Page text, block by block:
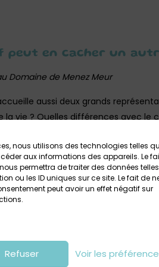
nous utilisons des technologies telles
aux informations des appareils. Le
permettra de traiter des données telles
ou les ID uniques sur ce site. Le fait de
peut avoir un effet négatif sur
Refuser Voir les
peut en cacher un
Domaine de Menez Meur
aussi deux grands
vie ? Quelles différences avec le
plaisir de répondre !
ne l’avez encore jamais fait,
du 10 juillet au 14 août 2025. Elle
armorique.fr